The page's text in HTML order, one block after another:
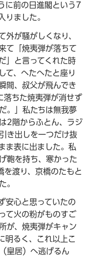
に前の日進閣という7
りました。
外が騒がしくなり、
て「焼夷弾が落ちて
」と言ってくれた時
て、へたへたと座り
間、叔父が飛んでき
落ちた焼夷弾が消せず
。」私たちは無我夢
2階からふとん、ラジ
き出しを一つだけ抜
ま表に出ました。私
鞄を持ち、寒かった
を渡り、京橋のたもと
。
安心と思っていたの
て火の粉がものすご
が、焼夷弾がキャン
明るく、これ以上こ
皇居）へ逃げるん